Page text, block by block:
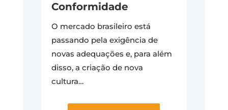
Conformidade
O mercado brasileiro está
passando pela exigência de
novas adequações e, para além
disso, a criação de nova
cultura…